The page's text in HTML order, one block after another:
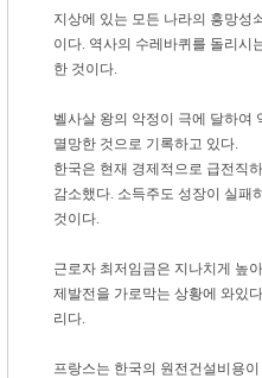
지상에 있는 모든 나라의 흥망성
이다. 역사의 수레바퀴를 돌리시
한 것이다.
벨사살 왕의 악정이 극에 달하여
멸망한 것으로 기록하고 있다.
한국은 현재 경제적으로 급전직
감소했다. 소득주도 성장이 실패
것이다.
근로자 최저임금은 지나치게 높
제발전을 가로막는 상황에 와있
리다.
프랑스는 한국의 원전건설비용